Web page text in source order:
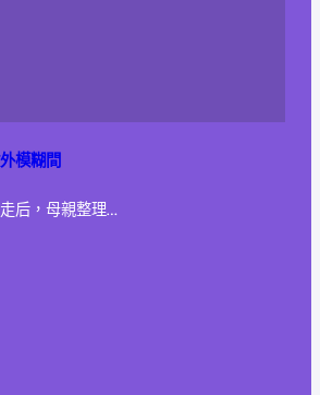
模糊間
后，母親整理…